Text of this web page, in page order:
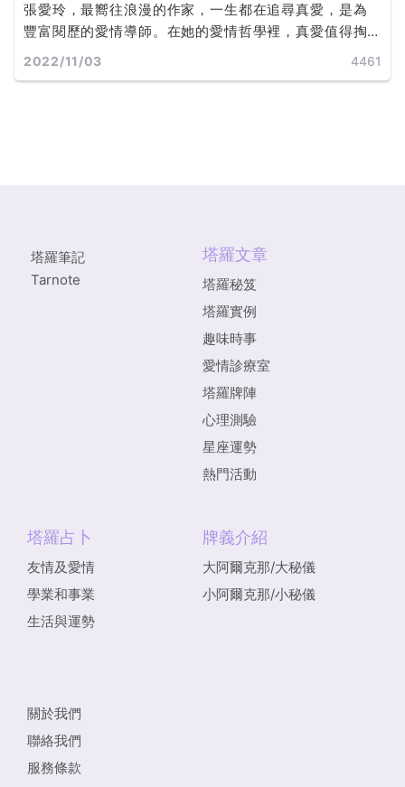
張愛玲，最嚮往浪漫的作家，一生都在追尋真愛，是為
豐富閱歷的愛情導師。在她的愛情哲學裡，真愛值得掏
盡所有從不反悔，並將畢生感觸寫成一本本曠世經典。
2022/11/03 4461
塔羅筆記
Tarnote
塔羅文章
塔羅秘笈
塔羅實例
趣味時事
愛情診療室
塔羅牌陣
心理測驗
星座運勢
熱門活動
塔羅占卜
友情及愛情
學業和事業
生活與運勢
牌義介紹
大阿爾克那/大秘儀
小阿爾克那/小秘儀
關於我們
聯絡我們
服務條款